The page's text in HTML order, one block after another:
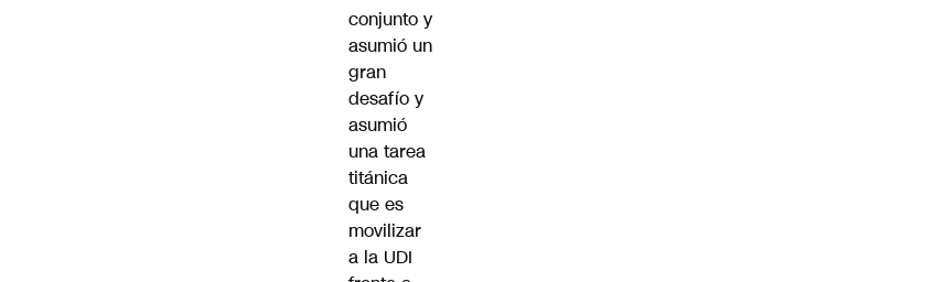
conjunto y
asumió un
gran
desafío y
asumió
una tarea
titánica
que es
movilizar
a la UDI